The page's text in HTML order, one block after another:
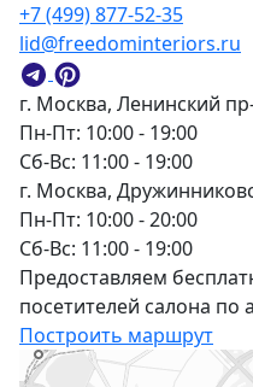
г. Москва, Ленинский
Пн-Пт: 10:00 - 19:00
Сб-Вс: 11:00 - 19:00
г. Москва,
Пн-Пт: 10:00 - 20:00
Сб-Вс: 11:00 - 19:00
Предоставляем
посетителей салона по
Построить маршрут
+7 (499) 877-52-35
lid@freedominteriors.ru